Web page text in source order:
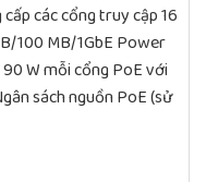
cấp các cổng truy cập 16
100 MB/1GbE Power
W mỗi cổng PoE với
sách nguồn PoE (sử